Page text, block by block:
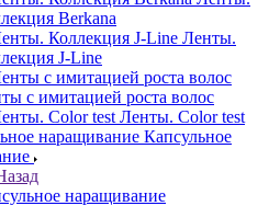
Berkana
Ленты.
J-Line
с имитацией роста волос
Ленты. Color test
Капсульное
наращивание